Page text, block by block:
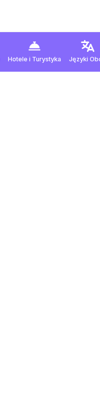
Hotele i Turystyka Języki